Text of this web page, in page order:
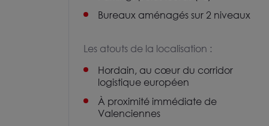
Bureaux aménagés sur 2 niveaux
Les atouts de la localisation :
Hordain, au cœur du corridor
logistique européen
À proximité immédiate de
Valenciennes